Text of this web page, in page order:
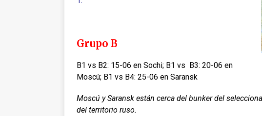
Grupo B
B1 vs B2: 15-06 en Sochi; B1 vs B3: 20-06 en
Moscú; B1 vs B4: 25-06 en Saransk
Moscú y Saransk están cerca del bunker del
del territorio ruso.